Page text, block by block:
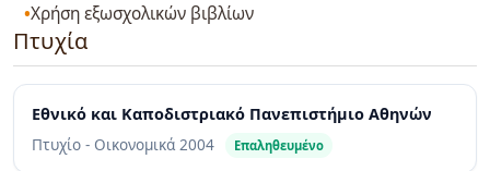
Χρήση εξωσχολικών βιβλίων
Πτυχία
Εθνικό και Καποδιστριακό Πανεπιστήμιο Αθηνών
Πτυχίο - Οικονομικά 2004 Επαληθευμένο